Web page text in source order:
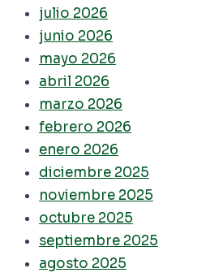
julio 2026
junio 2026
mayo 2026
abril 2026
marzo 2026
febrero 2026
enero 2026
diciembre 2025
noviembre 2025
octubre 2025
septiembre 2025
agosto 2025